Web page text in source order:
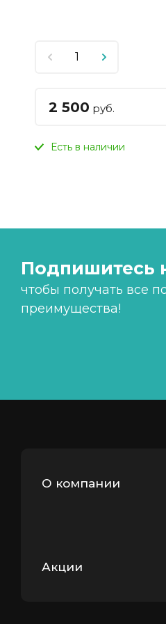
2 500 руб.
Есть в наличии
Подпишитесь
чтобы получать все
преимущества!
О компании
Акции